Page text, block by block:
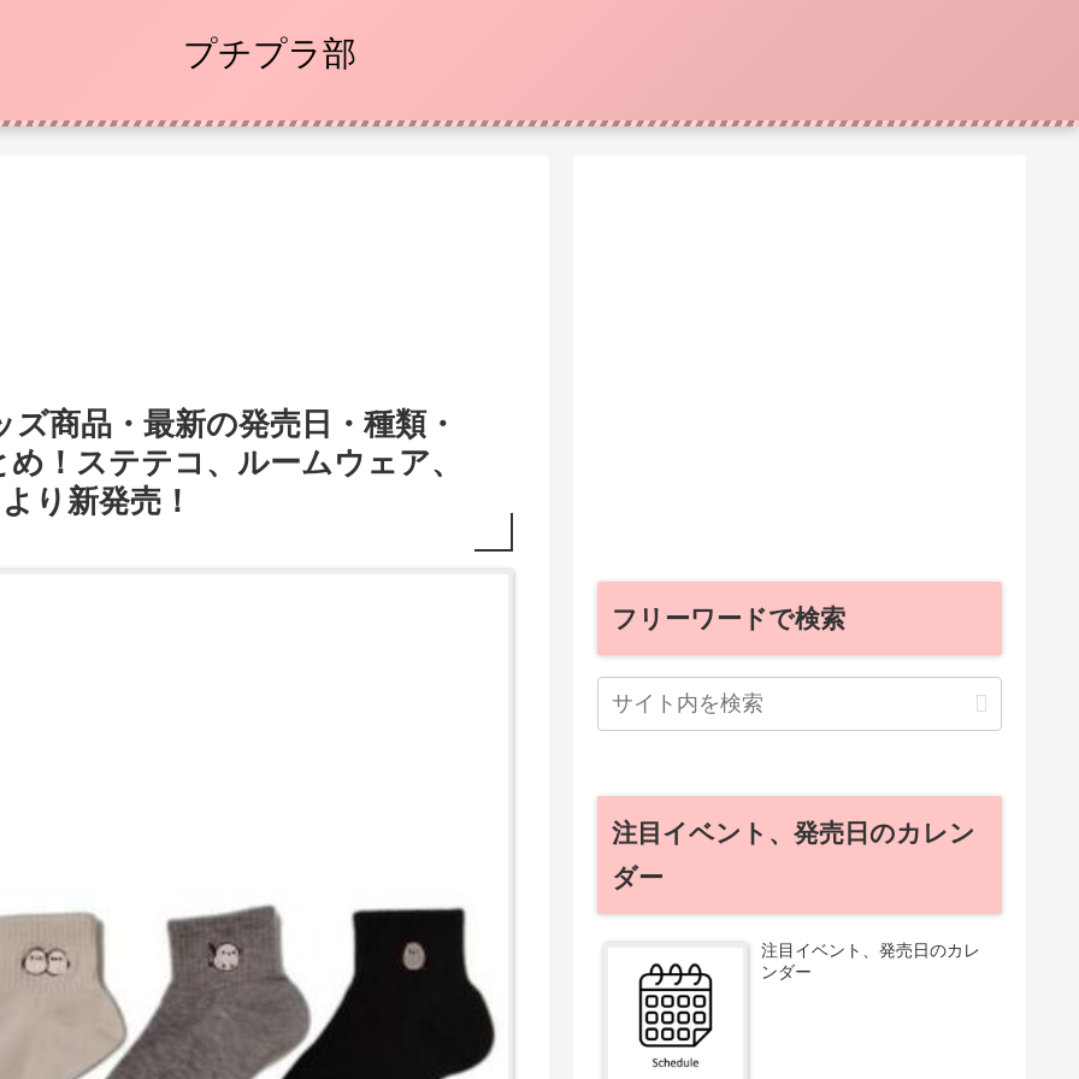
プチプラ部
商品・最新の発売日・種類・
！ステテコ、ルームウェア、
り新発売！
フリーワードで検索
注目イベント、発売日のカレン
ダー
注目イベント、発売日のカレ
ンダー